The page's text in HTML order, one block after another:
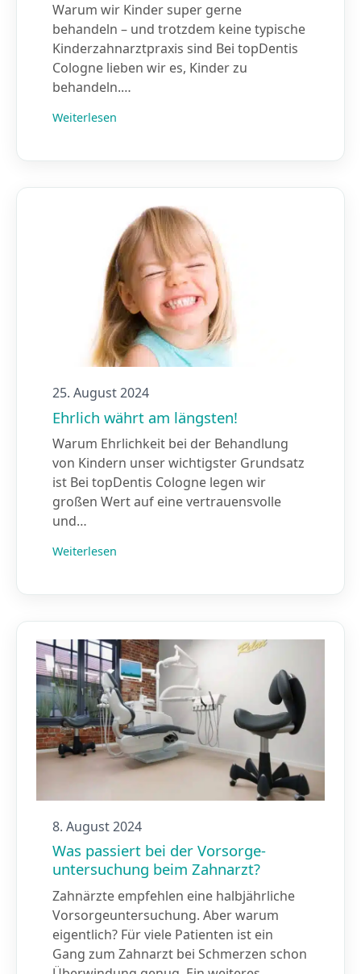
Warum wir Kinder super gerne
behandeln – und trotzdem keine typische
Kinderzahnarztpraxis sind Bei topDentis
Cologne lieben wir es, Kinder zu
behandeln.…
Weiterlesen
25. August 2024
Ehrlich währt am längsten!
Warum Ehrlichkeit bei der Behandlung
von Kindern unser wichtigster Grundsatz
ist Bei topDentis Cologne legen wir
großen Wert auf eine vertrauensvolle
und…
Weiterlesen
8. August 2024
Was passiert bei der Vorsorge­
untersuchung beim Zahnarzt?
Zahnärzte empfehlen eine halbjährliche
Vorsorgeuntersuchung. Aber warum
eigentlich? Für viele Patienten ist ein
Gang zum Zahnarzt bei Schmerzen schon